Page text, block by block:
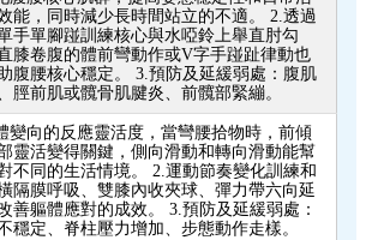
能，同時減少長時間站立的不適。 2.透過
手單腳踫訓練核心與水啞鈴上舉直肘勾
膝卷腹的體前彎動作或V字手踫趾律動也
腹腰核心穩定。 3.預防及延緩弱處：腹肌
脛前肌或髖骨肌腱炎、前髖部緊繃。
變向的反應靈活度，當彎腰拾物時，前傾
靈活變得關鍵，側向滑動和轉向滑動能幫
不同的生活情境。 2.運動節奏變化訓練和
隔膜呼吸、雙膝內收夾球、彈力帶六向延
善軀體應對的成效。 3.預防及延緩弱處：
穩定、脊柱壓力增加、步態動作走樣。